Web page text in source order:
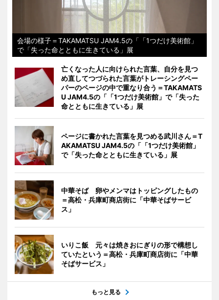
会場の様子＝TAKAMATSU JAM4.5の「「1つだけ美術館」
で「失った命とともに生きている」展
亡くなった人に向けられた言葉、自分を見つ
め直してつづられた言葉がトレーシングペー
パーのページの中で重なり合う＝TAKAMATS
U JAM4.5の「「1つだけ美術館」で「失った
命とともに生きている」展
ページに書かれた言葉を見つめる武川さん＝T
AKAMATSU JAM4.5の「「1つだけ美術館」
で「失った命とともに生きている」展
中華そば 卵やメンマはトッピングしたもの
＝高松・兵庫町商店街に「中華そばサービ
ス」
いりこ飯 元々は焼きおにぎりの形で構想し
ていたという＝高松・兵庫町商店街に「中華
そばサービス」
もっと見る